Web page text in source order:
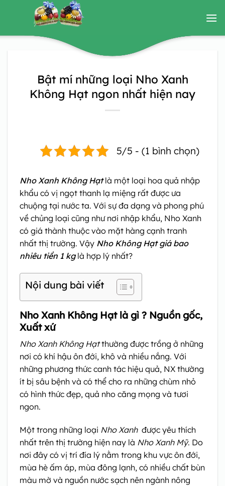
Bật mí những loại Nho Xanh
Không Hạt ngon nhất hiện nay
5/5 - (1 bình chọn)
Nho Xanh Không Hạtlà một loại hoa quả nhập
khẩu có vị ngọt thanh lạ miệng rất được ưa
chuộng tại nước ta. Với sự đa dạng và phong phú
về chủng loại cũng như nơi nhập khẩu, Nho Xanh
có giá thành thuộc vào mặt hàng cạnh tranh
nhất thị trường. Vậy Nho Không Hạt giá bao
nhiêu tiền 1 kglà hợp lý nhất?
Nội dung bài viết
Nho Xanh Không Hạt là gì ? Nguồn gốc,
Xuất xứ
Nho Xanh Không Hạtthường được trồng ở những
nơi có khí hậu ôn đới, khô và nhiều nắng. Với
những phương thức canh tác hiệu quả, NX thường
ít bị sâu bệnh và có thể cho ra những chùm nhỏ
có hình thức đẹp, quả nho căng mọng và tươi
ngon.
Một trong những loại Nho Xanh được yêu thích
nhất trên thị trường hiện nay là Nho Xanh Mỹ. Do
nơi đây có vị trí đía lý nằm trong khu vực ôn đới,
mùa hè ấm áp, mùa đông lạnh, có nhiều chất bùn
màu mờ và nguồn nước sạch nên ngành nông